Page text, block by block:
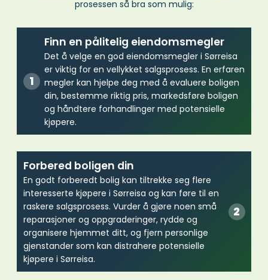
prosessen så bra som mulig:
Finn en pålitelig eiendomsmegler
Det å velge en god eiendomsmegler i Sørreisa
er viktig for en vellykket salgsprosess. En erfaren
megler kan hjelpe deg med å evaluere boligen
din, bestemme riktig pris, markedsføre boligen
og håndtere forhandlinger med potensielle
kjøpere.
Forbered boligen din
En godt forberedt bolig kan tiltrekke seg flere
interesserte kjøpere i Sørreisa og kan føre til en
raskere salgsprosess. Vurder å gjøre noen små
reparasjoner og oppgraderinger, rydde og
organisere hjemmet ditt, og fjern personlige
gjenstander som kan distrahere potensielle
kjøpere i Sørreisa.